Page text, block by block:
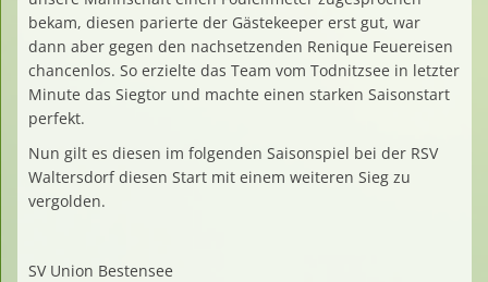
bekam, diesen parierte der Gästekeeper erst gut, war
dann aber gegen den nachsetzenden Renique Feuereisen
chancenlos. So erzielte das Team vom Todnitzsee in letzter
Minute das Siegtor und machte einen starken Saisonstart
perfekt.
Nun gilt es diesen im folgenden Saisonspiel bei der RSV
Waltersdorf diesen Start mit einem weiteren Sieg zu
vergolden.
SV Union Bestensee